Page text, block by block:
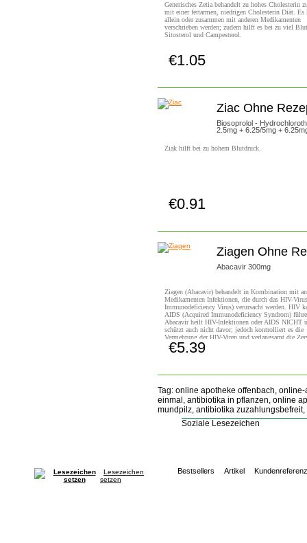
Generisches Zetia behandelt zu hohes Cholesterin
mit einer fettarmen, niedrigen Cholesterin Diät. Es
allein oder zusammen mit anderen Medikamenten
verschrieben werden; zudem hilft es bei zu viel Blut
Sitosterol und Campesterol.
€1.05
Ziac Ohne
Biosoprolol -
2.5mg + 6.25/5mg +
Ziak hilft bei zu hohem Blutdruck.
€0.91
Ziagen Ohne
Abacavir 300mg
Ziagen (Abacavir) behandelt in Kombination mit
Medikamenten Infektionen, die durch das HIV-
Immunodeficiency Virus) verursacht werden. HIV
AIDS (Acquired Immunodeficiency Syndrom)
Abacavir heilt HIV-Infektionen oder AIDS NICHT
schützt auch nicht davor; jedoch kontrolliert es die
Vermehrung der HIV-Viren und verlangsamt die
des Immunsystems.
€5.39
Tag: online apotheke offenbach,
einmal, antibiotika in pflanzen, online
mundpilz, antibiotika zuzahlungsbefreit,
Soziale Lesezeichen
Lesezeichen
setzen
Bestsellers Artikel